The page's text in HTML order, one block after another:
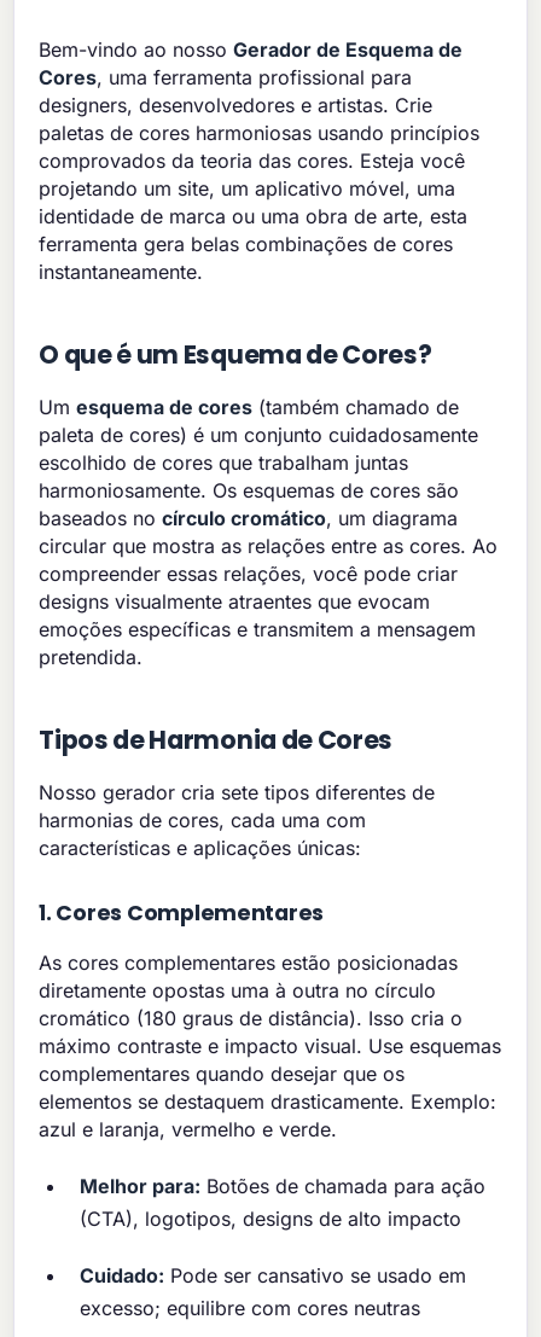
Bem-vindo ao nossoGerador de Esquema de
Cores, uma ferramenta profissional para
designers, desenvolvedores e artistas. Crie
paletas de cores harmoniosas usando princípios
comprovados da teoria das cores. Esteja você
projetando um site, um aplicativo móvel, uma
identidade de marca ou uma obra de arte, esta
ferramenta gera belas combinações de cores
instantaneamente.
O que é um Esquema de Cores?
Umesquema de cores (também chamado de
paleta de cores) é um conjunto cuidadosamente
escolhido de cores que trabalham juntas
harmoniosamente. Os esquemas de cores são
baseados nocírculo cromático, um diagrama
circular que mostra as relações entre as cores. Ao
compreender essas relações, você pode criar
designs visualmente atraentes que evocam
emoções específicas e transmitem a mensagem
pretendida.
Tipos de Harmonia de Cores
Nosso gerador cria sete tipos diferentes de
harmonias de cores, cada uma com
características e aplicações únicas:
1. Cores Complementares
As cores complementares estão posicionadas
diretamente opostas uma à outra no círculo
cromático (180 graus de distância). Isso cria o
máximo contraste e impacto visual. Use esquemas
complementares quando desejar que os
elementos se destaquem drasticamente. Exemplo:
azul e laranja, vermelho e verde.
Melhor para: Botões de chamada para ação
(CTA), logotipos, designs de alto impacto
Cuidado: Pode ser cansativo se usado em
excesso; equilibre com cores neutras